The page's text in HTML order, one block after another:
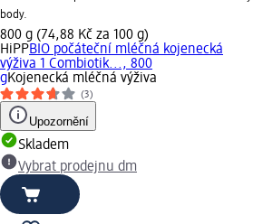
body.
800 g (74,88 Kč za 100 g)
HiPPBIO počáteční mléčná kojenecká
výživa 1 Combiotik..., 800
gKojenecká mléčná výživa
(3)
Upozornění
Skladem
Vybrat prodejnu dm